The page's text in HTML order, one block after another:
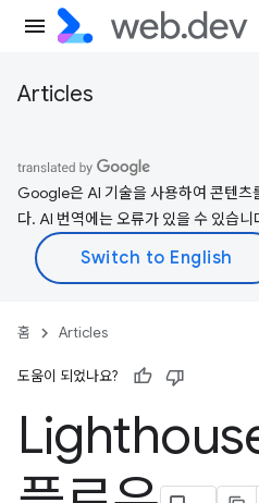
Articles
Google은 AI 기술을 사용하여 콘텐츠
다. AI 번역에는 오류가 있을 수 있습니
홈 Articles
도움이 되었나요?